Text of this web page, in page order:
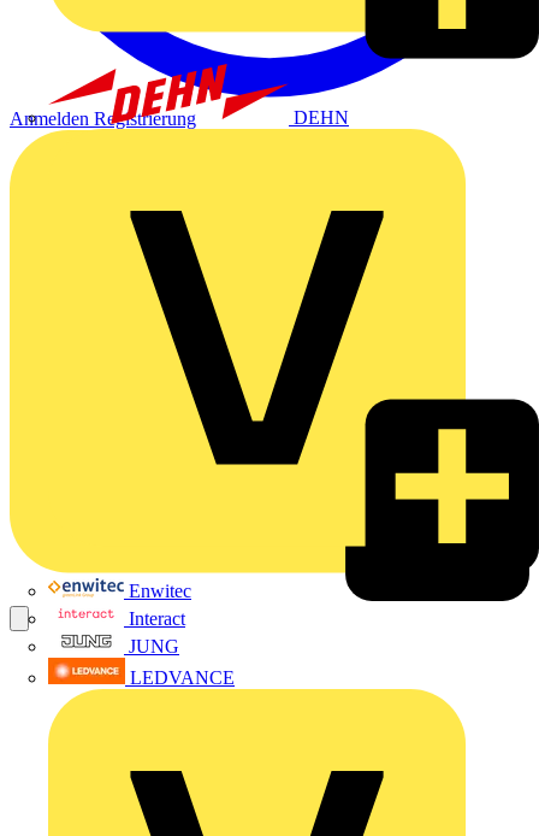
DEHN
Enwitec
Interact
JUNG
LEDVANCE
Anmelden Registrierung